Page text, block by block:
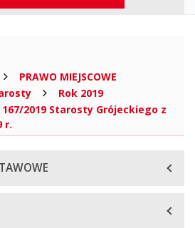
PRAWO MIEJSCOWE
Rok 2019
2019 Starosty Grójeckiego z
r.